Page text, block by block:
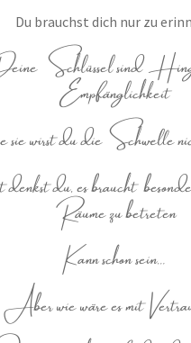
Du brauchst dich nur zu
Schlüssel sind
Empfänglichkeit
wirst du die Schwelle
du, es braucht
Räume zu betreten
Kann schon sein…
Aber wie wäre es mit